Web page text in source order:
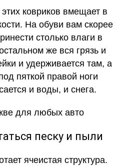
этих ковриков вмещает в
На обуви вам скорее
столько влаги в
же вся грязь и
и удерживается там, а
пяткой правой ноги
и воды, и снега.
песку и пыли
ячеистая структура.